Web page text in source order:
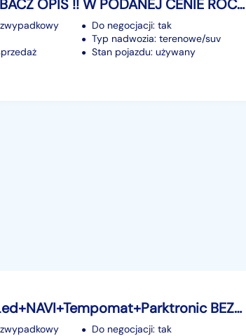
Opel Mokka ZOBACZ OPIS !! W PODANEJ CENIE ROCZNA GWARANCJA !!
Do negocjacji: tak
Typ nadwozia: terenowe/suv
Stan pojazdu: używany
Dacia Duster I Led+NAVI+Tempomat+Parktronic BEZWYPADKOWY Krajowy 1WŁ Serwisowany F2
Do negocjacji: tak